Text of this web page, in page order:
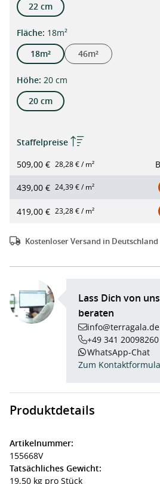
22 cm
Flächeauswählen
: 18m²
18m²
46m²
Höheauswählen
: 20 cm
20 cm
Staffelpreise
509,00 € 28,28 € / m²
439,00 € 24,39 € / m²
419,00 € 23,28 € / m²
Kostenloser Versand in Deutschland
Lass Dich von
beraten
info@terragala.de
+49 341 20098260
WhatsApp-Chat
Zum
Produktdetails
Artikelnummer:
155668V
Tatsächliches Gewicht:
19,50 kg pro Stück